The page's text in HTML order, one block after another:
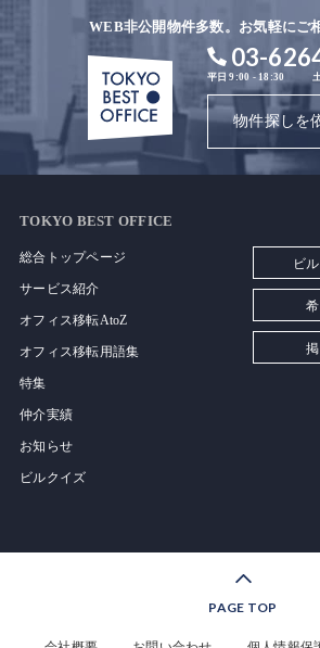
WEB非公開物件多数。お気軽にご
03-
平日 9:00 - 18:30 土
物件探しを
TOKYO BEST OFFICE
総合トップページ
サービス紹介
オフィス移転AtoZ
オフィス移転用語集
特集
仲介実績
お知らせ
ビルクイズ
ビ
PAGE TOP